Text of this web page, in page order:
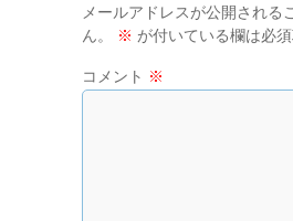
メールアドレスが公開される
ん。
※ が付いている欄は必
コメント ※